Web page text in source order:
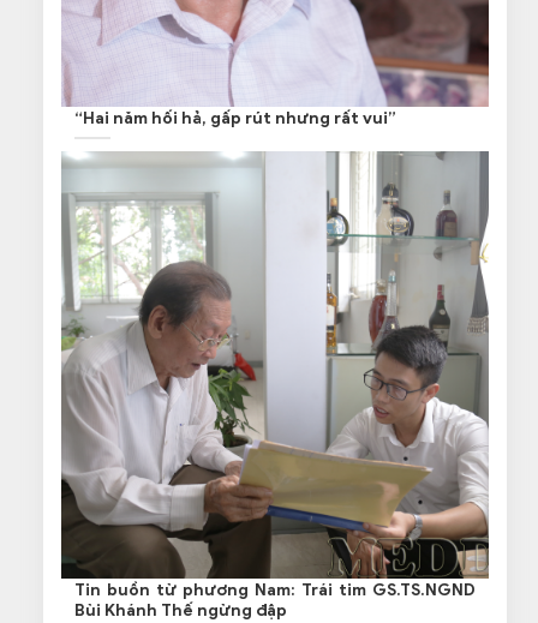
“Hai năm hối hả, gấp rút nhưng rất vui”
Tin buồn từ phương Nam: Trái tim GS.TS.NGND
Bùi Khánh Thế ngừng đập